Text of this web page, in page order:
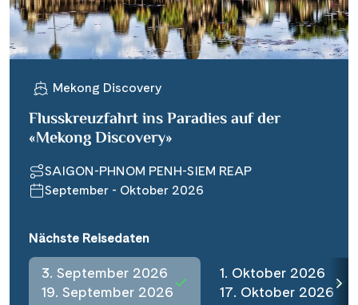
Mekong Discovery
Flusskreuzfahrt ins Paradies auf der
«Mekong Discovery»
SAIGON-PHNOM PENH-SIEM REAP
September - Oktober 2026
Nächste Reisedaten
3. September 2026
19. September 2026
1. Oktober 2026
17. Oktober 2026